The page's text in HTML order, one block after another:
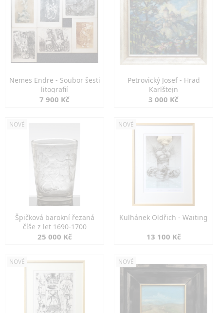
Nemes Endre - Soubor šesti
litografií
7 900 Kč
Petrovický Josef - Hrad
Karlštejn
3 000 Kč
NOVÉ
Špičková barokní řezaná
číše z let 1690-1700
25 000 Kč
NOVÉ
Kulhánek Oldřich - Waiting
13 100 Kč
NOVÉ NOVÉ